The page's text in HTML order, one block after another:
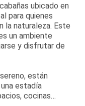
ubicado en
para quienes
la naturaleza. Este
un ambiente
y disfrutar de
están
estadía
cocinas